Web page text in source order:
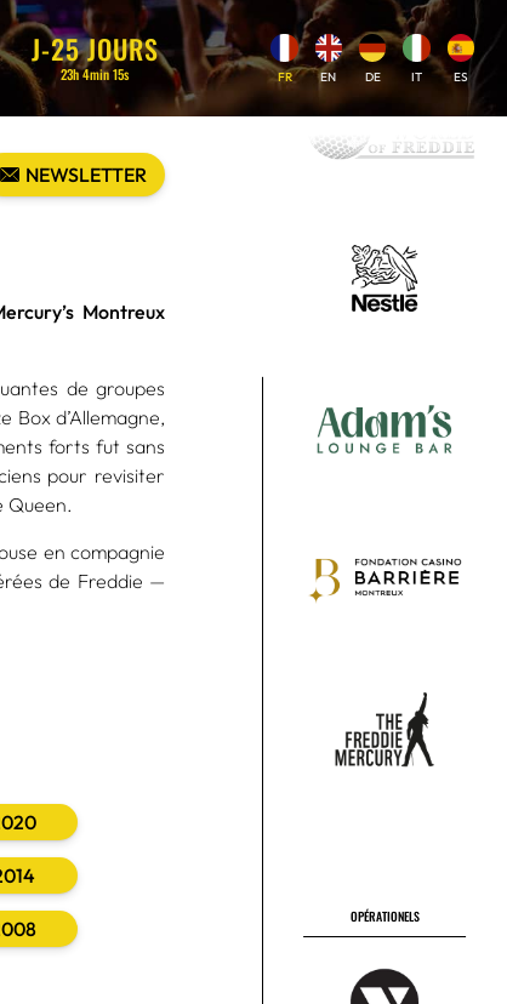
J-25JOURS
23h4min 14s FR EN DE IT ES
NEWSLETTER
Montreux
de groupes
Box d’Allemagne,
forts fut sans
pour revisiter
Queen.
en compagnie
de Freddie —
OPÉRATIONELS